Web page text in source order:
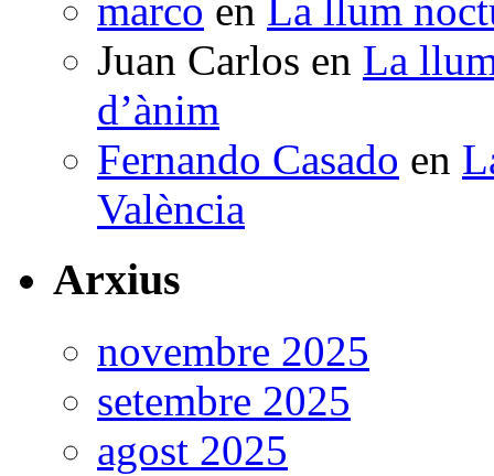
marco en La llum
Juan Carlos en La
d’ànim
Fernando Casado en
València
Arxius
novembre 2025
setembre 2025
agost 2025